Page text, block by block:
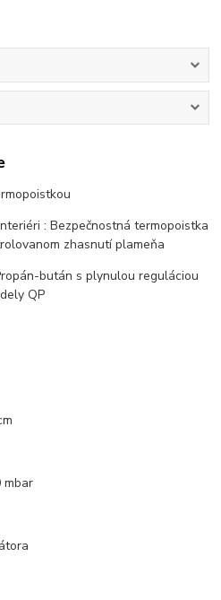
: Bezpečnostná termopoistka
zhasnutí plameňa
bután s plynulou reguláciou
QP
mbar